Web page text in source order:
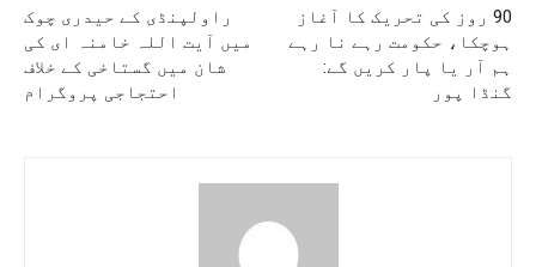
راولپنڈی کے حیدری چوک
میں آیت اللہ خامنہ ای کی
شان میں گستاخی کے خلاف
احتجاجی پروگرام
90 روز کی تحریک کا آغاز
ہوچکا، حکومت رہے نا رہے
ہم آر یا پار کریں گے:
گنڈا پور